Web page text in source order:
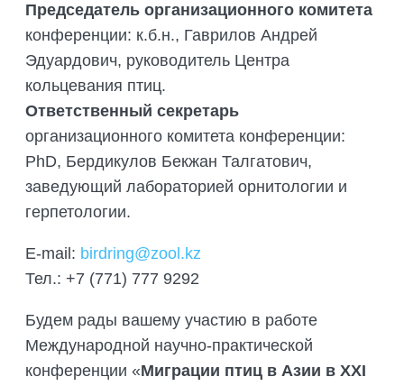
Председатель организационного комитета
конференции: к.б.н., Гаврилов Андрей
Эдуардович, руководитель Центра
кольцевания птиц.
Ответственный секретарь
организационного комитета конференции:
PhD, Бердикулов Бекжан Талгатович,
заведующий лабораторией орнитологии и
герпетологии.
E-mail: birdring@zool.kz
Тел.: +7 (771) 777 9292
Будем рады вашему участию в работе
Международной научно-практической
конференции «Миграции птиц в Азии в XXI